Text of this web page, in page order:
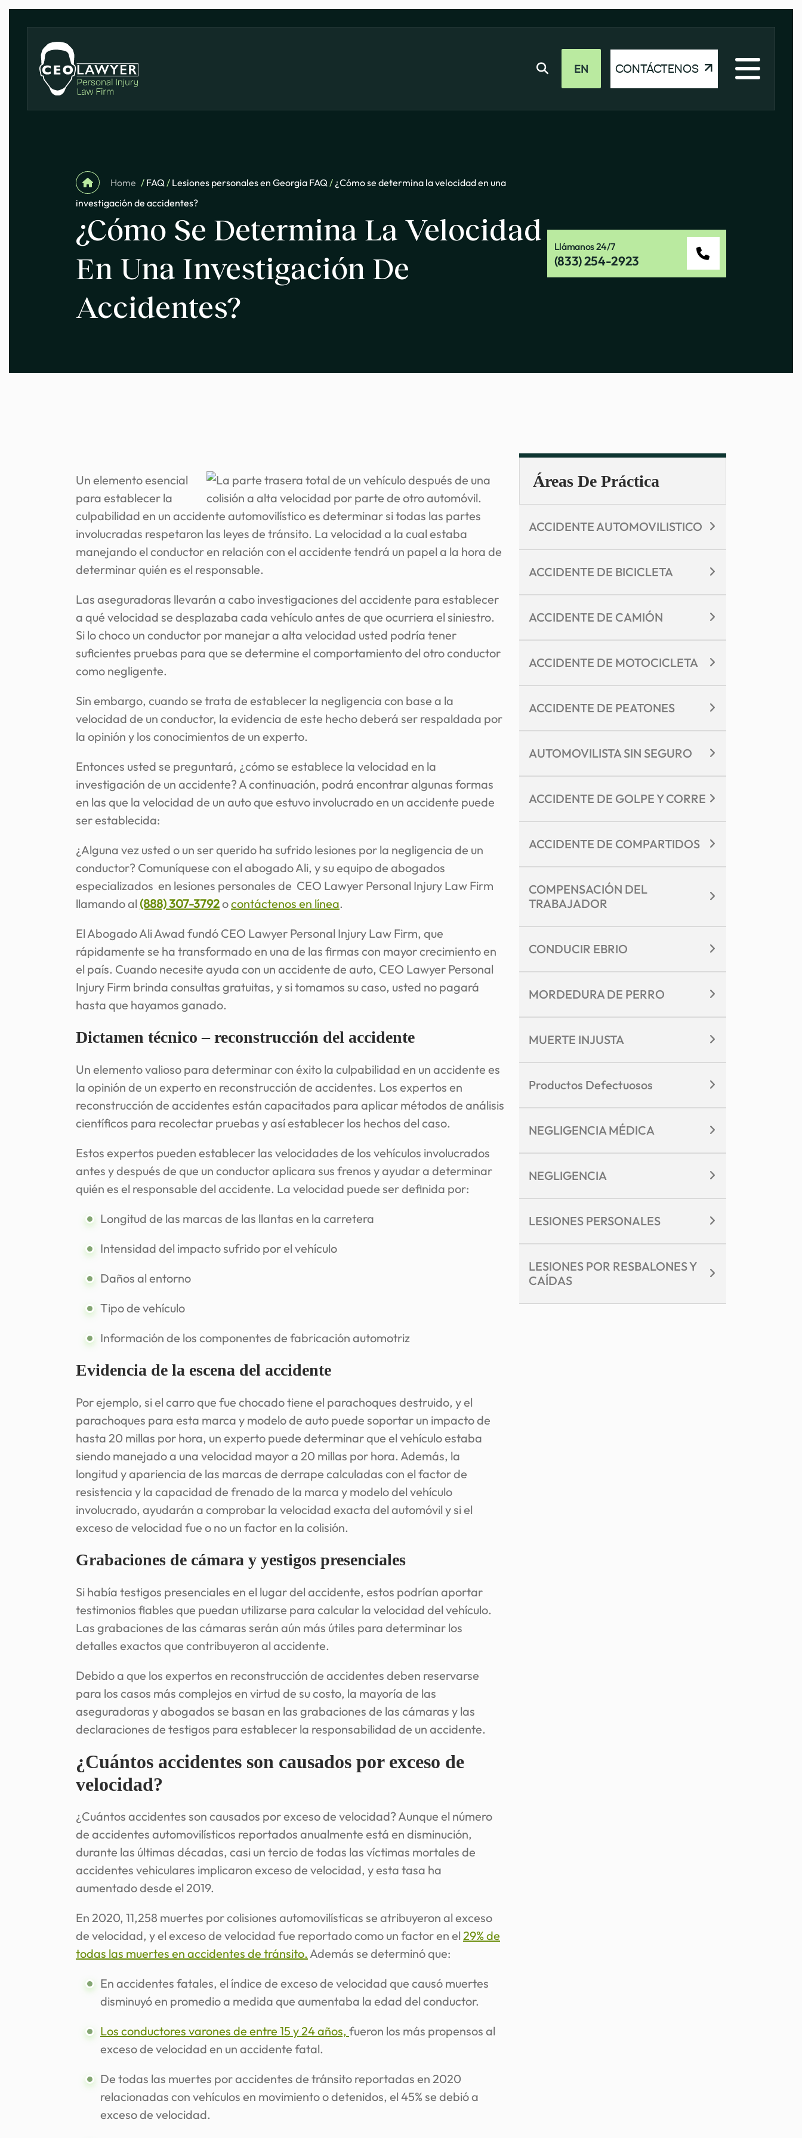
EN CONTÁCTENOS
Home / FAQ/ Lesiones personales en Georgia FAQ/ ¿Cómo se determina la velocidad en una
investigación de accidentes?
¿Cómo Se Determina La Velocidad
En Una Investigación De
Accidentes?
Llámanos 24/7
(833) 254-2923
Un elemento esencial
para establecer la
culpabilidad en un accidente automovilístico es determinar si todas las partes
involucradas respetaron las leyes de tránsito. La velocidad a la cual estaba
manejando el conductor en relación con el accidente tendrá un papel a la hora de
determinar quién es el responsable.
Las aseguradoras llevarán a cabo investigaciones del accidente para establecer
a qué velocidad se desplazaba cada vehículo antes de que ocurriera el siniestro.
Si lo choco un conductor por manejar a alta velocidad usted podría tener
suficientes pruebas para que se determine el comportamiento del otro conductor
como negligente.
Sin embargo, cuando se trata de establecer la negligencia con base a la
velocidad de un conductor, la evidencia de este hecho deberá ser respaldada por
la opinión y los conocimientos de un experto.
Entonces usted se preguntará, ¿cómo se establece la velocidad en la
investigación de un accidente? A continuación, podrá encontrar algunas formas
en las que la velocidad de un auto que estuvo involucrado en un accidente puede
ser establecida:
¿Alguna vez usted o un ser querido ha sufrido lesiones por la negligencia de un
conductor? Comuníquese con el abogado Ali, y su equipo de abogados
especializados en lesiones personales de CEO Lawyer Personal Injury Law Firm
llamando al (888) 307-3792ocontáctenos en línea.
El Abogado Ali Awad fundó CEO Lawyer Personal Injury Law Firm, que
rápidamente se ha transformado en una de las firmas con mayor crecimiento en
el país. Cuando necesite ayuda con un accidente de auto, CEO Lawyer Personal
Injury Firm brinda consultas gratuitas, y si tomamos su caso, usted no pagará
hasta que hayamos ganado.
Dictamen técnico – reconstrucción del accidente
Un elemento valioso para determinar con éxito la culpabilidad en un accidente es
la opinión de un experto en reconstrucción de accidentes. Los expertos en
reconstrucción de accidentes están capacitados para aplicar métodos de análisis
científicos para recolectar pruebas y así establecer los hechos del caso.
Estos expertos pueden establecer las velocidades de los vehículos involucrados
antes y después de que un conductor aplicara sus frenos y ayudar a determinar
quién es el responsable del accidente. La velocidad puede ser definida por:
Longitud de las marcas de las llantas en la carretera
Intensidad del impacto sufrido por el vehículo
Daños al entorno
Tipo de vehículo
Información de los componentes de fabricación automotriz
Evidencia de la escena del accidente
Por ejemplo, si el carro que fue chocado tiene el parachoques destruido, y el
parachoques para esta marca y modelo de auto puede soportar un impacto de
hasta 20 millas por hora, un experto puede determinar que el vehículo estaba
siendo manejado a una velocidad mayor a 20 millas por hora. Además, la
longitud y apariencia de las marcas de derrape calculadas con el factor de
resistencia y la capacidad de frenado de la marca y modelo del vehículo
involucrado, ayudarán a comprobar la velocidad exacta del automóvil y si el
exceso de velocidad fue o no un factor en la colisión.
Grabaciones de cámara y yestigos presenciales
Si había testigos presenciales en el lugar del accidente, estos podrían aportar
testimonios fiables que puedan utilizarse para calcular la velocidad del vehículo.
Las grabaciones de las cámaras serán aún más útiles para determinar los
detalles exactos que contribuyeron al accidente.
Debido a que los expertos en reconstrucción de accidentes deben reservarse
para los casos más complejos en virtud de su costo, la mayoría de las
aseguradoras y abogados se basan en las grabaciones de las cámaras y las
declaraciones de testigos para establecer la responsabilidad de un accidente.
¿Cuántos accidentes son causados por exceso de
velocidad?
¿Cuántos accidentes son causados por exceso de velocidad? Aunque el número
de accidentes automovilísticos reportados anualmente está en disminución,
durante las últimas décadas, casi un tercio de todas las víctimas mortales de
accidentes vehiculares implicaron exceso de velocidad, y esta tasa ha
aumentado desde el 2019.
En 2020, 11,258 muertes por colisiones automovilísticas se atribuyeron al exceso
de velocidad, y el exceso de velocidad fue reportado como un factor en el 29% de
todas las muertes en accidentes de tránsito.Además se determinó que:
En accidentes fatales, el índice de exceso de velocidad que causó muertes
disminuyó en promedio a medida que aumentaba la edad del conductor.
Los conductores varones de entre 15 y 24 años, fueron los más propensos al
exceso de velocidad en un accidente fatal.
De todas las muertes por accidentes de tránsito reportadas en 2020
relacionadas con vehículos en movimiento o detenidos, el 45% se debió a
exceso de velocidad.
Áreas De Práctica
ACCIDENTE AUTOMOVILISTICO
ACCIDENTE DE BICICLETA
ACCIDENTE DE CAMIÓN
ACCIDENTE DE MOTOCICLETA
ACCIDENTE DE PEATONES
AUTOMOVILISTA SIN SEGURO
ACCIDENTE DE GOLPE Y CORRE
ACCIDENTE DE COMPARTIDOS
COMPENSACIÓN DEL
TRABAJADOR
CONDUCIR EBRIO
MORDEDURA DE PERRO
MUERTE INJUSTA
Productos Defectuosos
NEGLIGENCIA MÉDICA
NEGLIGENCIA
LESIONES PERSONALES
LESIONES POR RESBALONES Y
CAÍDAS